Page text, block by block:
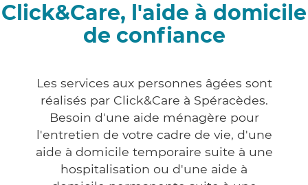
Click&Care, l'aide à domicile
de confiance
Les services aux personnes âgées sont
réalisés par Click&Care à Spéracèdes.
Besoin d'une aide ménagère pour
l'entretien de votre cadre de vie, d'une
aide à domicile temporaire suite à une
hospitalisation ou d'une aide à